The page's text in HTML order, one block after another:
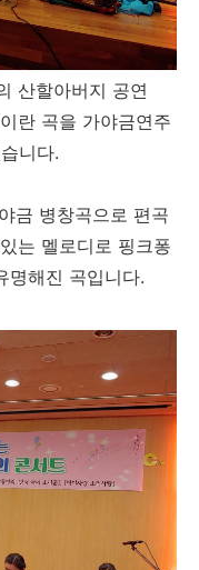
산할아버지 공연
란 곡을 가야금연주
니다.
금 병창곡으로 편곡
는 멜로디로 핑크퐁
명해진 곡입니다.